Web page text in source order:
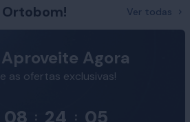
Ver todas
Agora
as ofertas exclusivas!
08 : 24 : 04